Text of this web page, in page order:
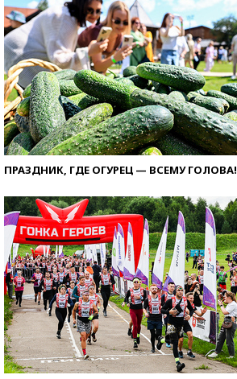
ПРАЗДНИК, ГДЕ ОГУРЕЦ — ВСЕМУ ГОЛОВА!